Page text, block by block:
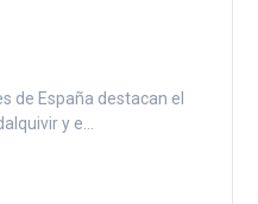
de España destacan el
y e...